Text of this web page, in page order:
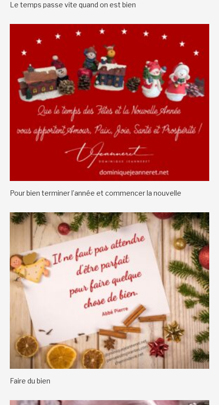
Le temps passe vite quand on est bien
Pour bien terminer l’année et commencer la nouvelle
Faire du bien